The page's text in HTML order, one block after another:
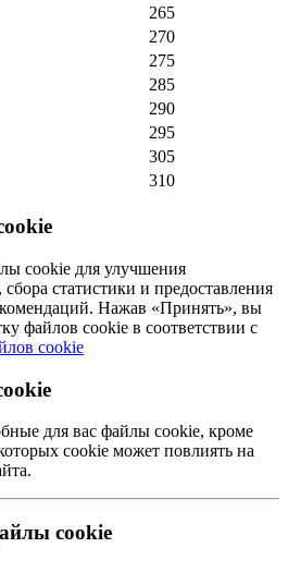
265
270
275
285
290
295
305
310
cookie для улучшения
сбора статистики и предоставления
Нажав «Принять», вы
файлов cookie в соответствии с
cookie
для вас файлы cookie, кроме
cookie может повлиять на
cookie